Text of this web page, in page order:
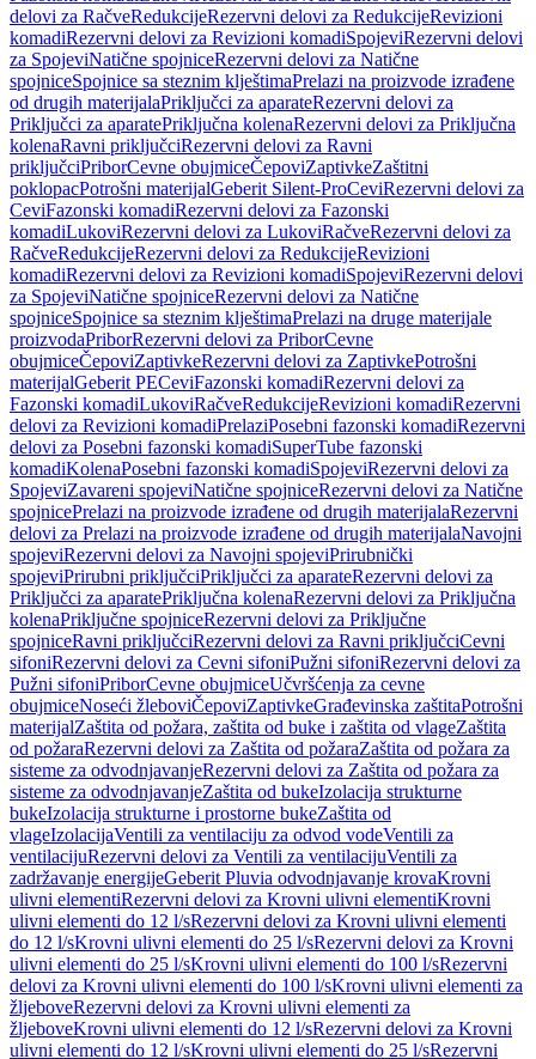
delovi za RačveRedukcijeRezervni delovi za RedukcijeRevizioni
komadiRezervni delovi za Revizioni komadiSpojeviRezervni delovi
za SpojeviNatične spojniceRezervni delovi za Natične
spojniceSpojnice sa steznim klještimaPrelazi na proizvode izrađene
od drugih materijalaPriključci za aparateRezervni delovi za
Priključci za aparatePriključna kolenaRezervni delovi za Priključna
kolenaRavni priključciRezervni delovi za Ravni
priključciPriborCevne obujmiceČepoviZaptivkeZaštitni
poklopacPotrošni materijalGeberit Silent-ProCeviRezervni delovi za
CeviFazonski komadiRezervni delovi za Fazonski
komadiLukoviRezervni delovi za LukoviRačveRezervni delovi za
RačveRedukcijeRezervni delovi za RedukcijeRevizioni
komadiRezervni delovi za Revizioni komadiSpojeviRezervni delovi
za SpojeviNatične spojniceRezervni delovi za Natične
spojniceSpojnice sa steznim klještimaPrelazi na druge materijale
proizvodaPriborRezervni delovi za PriborCevne
obujmiceČepoviZaptivkeRezervni delovi za ZaptivkePotrošni
materijalGeberit PECeviFazonski komadiRezervni delovi za
Fazonski komadiLukoviRačveRedukcijeRevizioni komadiRezervni
delovi za Revizioni komadiPrelaziPosebni fazonski komadiRezervni
delovi za Posebni fazonski komadiSuperTube fazonski
komadiKolenaPosebni fazonski komadiSpojeviRezervni delovi za
SpojeviZavareni spojeviNatične spojniceRezervni delovi za Natične
spojnicePrelazi na proizvode izrađene od drugih materijalaRezervni
delovi za Prelazi na proizvode izrađene od drugih materijalaNavojni
spojeviRezervni delovi za Navojni spojeviPrirubnički
spojeviPrirubni priključciPriključci za aparateRezervni delovi za
Priključci za aparatePriključna kolenaRezervni delovi za Priključna
kolenaPriključne spojniceRezervni delovi za Priključne
spojniceRavni priključciRezervni delovi za Ravni priključciCevni
sifoniRezervni delovi za Cevni sifoniPužni sifoniRezervni delovi za
Pužni sifoniPriborCevne obujmiceUčvršćenja za cevne
obujmiceNoseći žleboviČepoviZaptivkeGrađevinska zaštitaPotrošni
materijalZaštita od požara, zaštita od buke i zaštita od vlageZaštita
od požaraRezervni delovi za Zaštita od požaraZaštita od požara za
sisteme za odvodnjavanjeRezervni delovi za Zaštita od požara za
sisteme za odvodnjavanjeZaštita od bukeIzolacija strukturne
bukeIzolacija strukturne i prostorne bukeZaštita od
vlageIzolacijaVentili za ventilaciju za odvod vodeVentili za
ventilacijuRezervni delovi za Ventili za ventilacijuVentili za
zadržavanje energijeGeberit Pluvia odvodnjavanje krovaKrovni
ulivni elementiRezervni delovi za Krovni ulivni elementiKrovni
ulivni elementi do 12 l/sRezervni delovi za Krovni ulivni elementi
do 12 l/sKrovni ulivni elementi do 25 l/sRezervni delovi za Krovni
ulivni elementi do 25 l/sKrovni ulivni elementi do 100 l/sRezervni
delovi za Krovni ulivni elementi do 100 l/sKrovni ulivni elementi za
žljeboveRezervni delovi za Krovni ulivni elementi za
žljeboveKrovni ulivni elementi do 12 l/sRezervni delovi za Krovni
ulivni elementi do 12 l/sKrovni ulivni elementi do 25 l/sRezervni